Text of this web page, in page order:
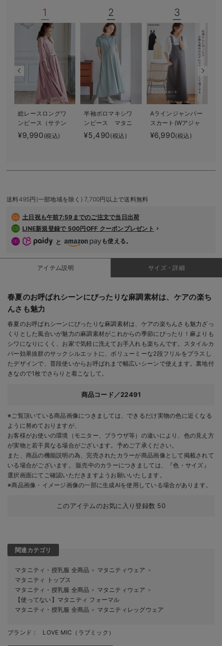
入院準備の持ち物チェック
1
総レースロングワ
ンピース（サテン
リボンベルト
付） マタニテ
¥9,990(税込)
2
半袖ポロマキシワ
ンピース マタニ
ティ・授乳服【出
産後も長く使え
¥5,490(税込)
3
Aラインジャンパー
スカート(Wアジャ
スター付) マタニ
ティ・授乳服【出
¥6,990(税込)
送料495円(一部地域を除く) 7,700円以上で送料無料
土日祝も午前7:59までのご注文で当日出荷
LINE新規登録で 500円OFF クーポンプレゼント
と
も使える。
アイテム説明 サイズ・詳細
春夏のお呼ばれシーンにぴったりな麻調素材は、ケアの楽ち
んさも魅力
春夏のお呼ばれシーンにぴったりな麻調素材は、ケアの楽ちんさも魅力ざっ
くりとした風合いが魅力の麻調素材がこれからの季節にぴったり！麻よりも
シワになりにくく、お家で気軽に洗えてお手入れも楽ちんです。スタイルカ
バー効果抜群のサックシルエットに、ボリューミーな2段フリルをプラスし
たデザインで、普段使いからお呼ばれまで幅広いシーンで使えます。裏地付
きなので1枚でさらりと着こなして。
商品コード／22491
※ご覧頂いている商品画像につきましては、できるだけ実物の色に近くなる
ように努めておりますが、
お客様がお使いの環境（モニター、ブラウザ等）の違いにより、色の見え方
が実物と若干異なる場合がございます。予めご了承ください。
また、商品の機能説明の為、完売されたカラーが商品画像として掲載されて
いる場合がございます。 販売中のカラーにつきましては、『色・サイズ』
選択画面にてご確認いただきますようお願いいたします。
※商品画像・イメージ画像の一部に生成AIを使用している場合があります。
このアイテムのお気に入り登録数 50
関連カテゴリ
マタニティ・授乳服 全商品 ＞ マタニティウェア ＞
マタニティ トップス
マタニティ・授乳服 全商品 ＞ マタニティウェア ＞
【使ってない】マタニティ フォーマル
マタニティ・授乳服 全商品 ＞ マタニティレッグウェア
ブランド： LOVE MIC（ラブミック）